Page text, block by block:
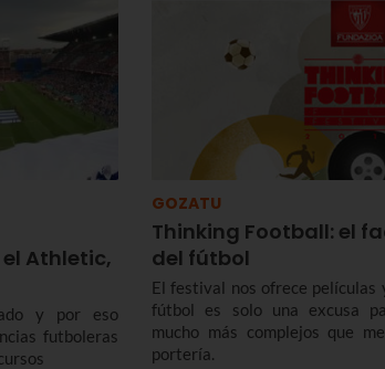
Athletic,
y por eso
futboleras
GOZATU
Thinking Football: el
del fútbol
El festival nos ofrece películas
fútbol es solo una excusa
mucho más complejos que
portería.